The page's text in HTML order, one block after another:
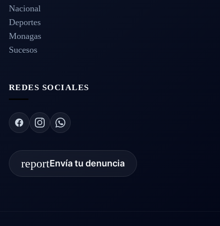
Nacional
Deportes
Monagas
Sucesos
REDES SOCIALES
reportEnvía tu denuncia